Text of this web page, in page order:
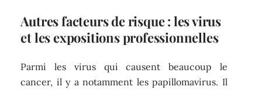
Autres facteurs de risque : les virus
et les expositions professionnelles
Parmi les virus qui causent beaucoup le
cancer, il y a notamment les papillomavirus. Il